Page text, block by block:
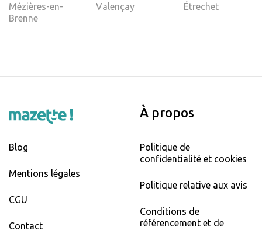
Mézières-en-
Brenne
Valençay Étrechet
Blog
Mentions légales
CGU
Contact
À propos
Politique de
confidentialité et cookies
Politique relative aux avis
Conditions de
référencement et de